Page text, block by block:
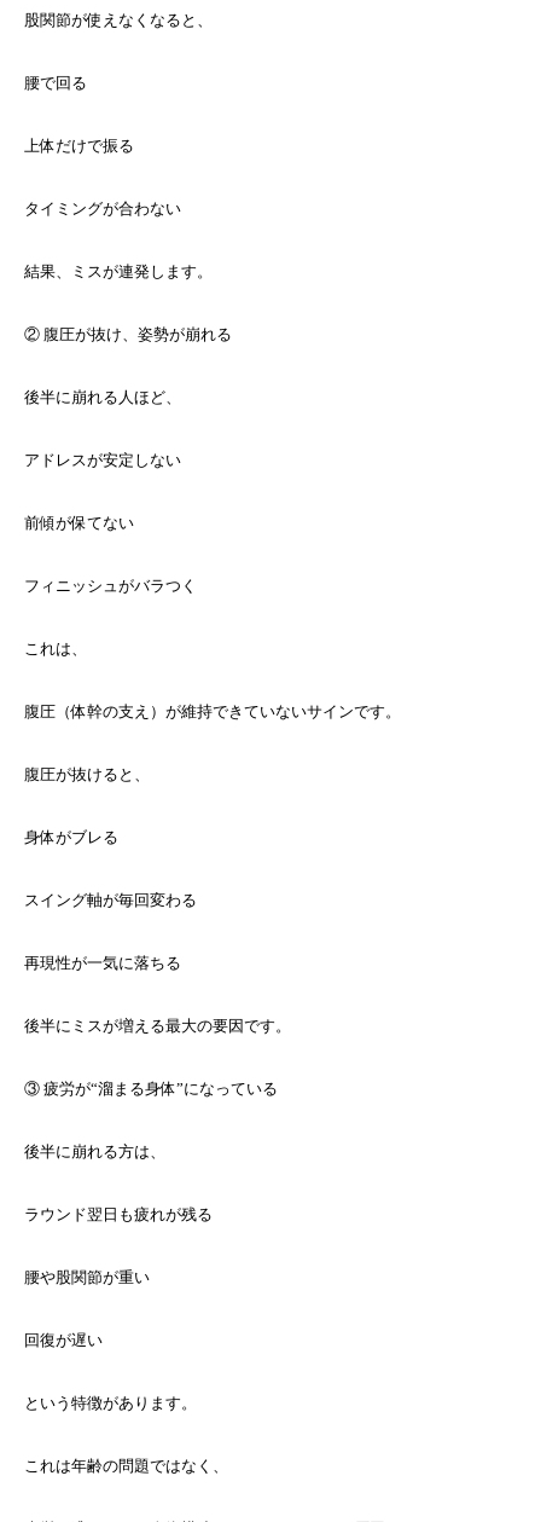
股関節が使えなくなると、
腰で回る
上体だけで振る
タイミングが合わない
結果、ミスが連発します。
② 腹圧が抜け、姿勢が崩れる
後半に崩れる人ほど、
アドレスが安定しない
前傾が保てない
フィニッシュがバラつく
これは、
腹圧（体幹の支え）が維持できていないサインです。
腹圧が抜けると、
身体がブレる
スイング軸が毎回変わる
再現性が一気に落ちる
後半にミスが増える最大の要因です。
③ 疲労が“溜まる身体”になっている
後半に崩れる方は、
ラウンド翌日も疲れが残る
腰や股関節が重い
回復が遅い
という特徴があります。
これは年齢の問題ではなく、